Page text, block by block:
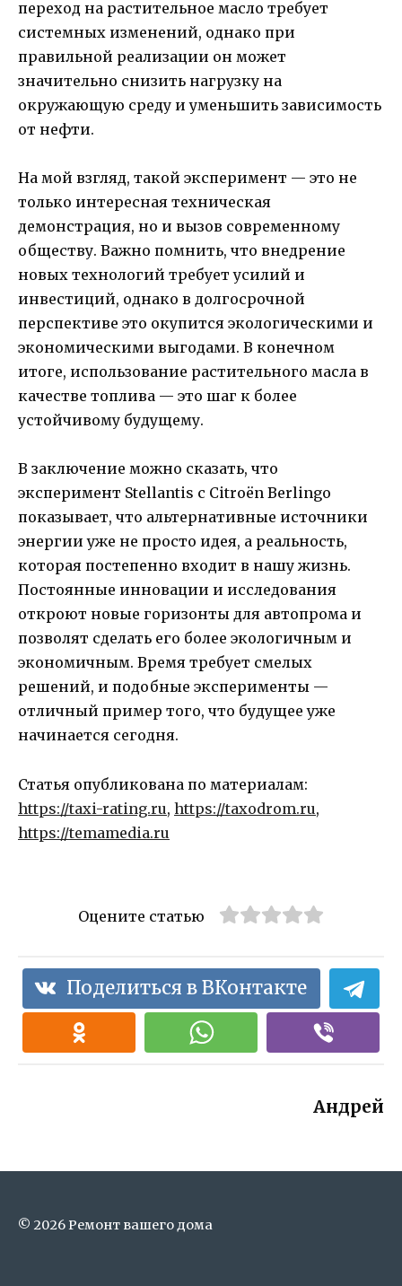
переход на растительное масло требует
системных изменений, однако при
правильной реализации он может
значительно снизить нагрузку на
окружающую среду и уменьшить зависимость
от нефти.
На мой взгляд, такой эксперимент — это не
только интересная техническая
демонстрация, но и вызов современному
обществу. Важно помнить, что внедрение
новых технологий требует усилий и
инвестиций, однако в долгосрочной
перспективе это окупится экологическими и
экономическими выгодами. В конечном
итоге, использование растительного масла в
качестве топлива — это шаг к более
устойчивому будущему.
В заключение можно сказать, что
эксперимент Stellantis с Citroën Berlingo
показывает, что альтернативные источники
энергии уже не просто идея, а реальность,
которая постепенно входит в нашу жизнь.
Постоянные инновации и исследования
откроют новые горизонты для автопрома и
позволят сделать его более экологичным и
экономичным. Время требует смелых
решений, и подобные эксперименты —
отличный пример того, что будущее уже
начинается сегодня.
Статья опубликована по материалам:
https://taxi-rating.ru, https://taxodrom.ru,
https://temamedia.ru
Оцените статью
Поделиться в ВКонтакте
Андрей
© 2026 Ремонт вашего дома